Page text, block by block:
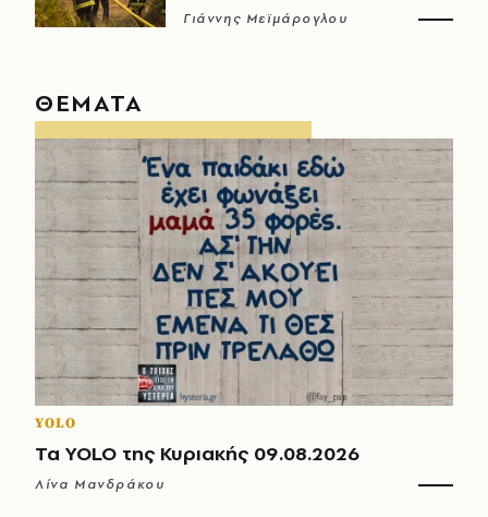
Γιάννης Μεϊμάρογλου
ΘΕΜΑΤΑ
YOLO
Τα YOLO της Κυριακής 09.08.2026
Λίνα Μανδράκου